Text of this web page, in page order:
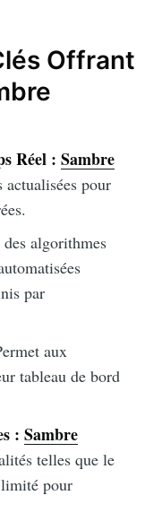
Offrant
Réel : Sambre
pour
algorithmes
par
aux
tableau de bord
: Sambre
telles que le
pour